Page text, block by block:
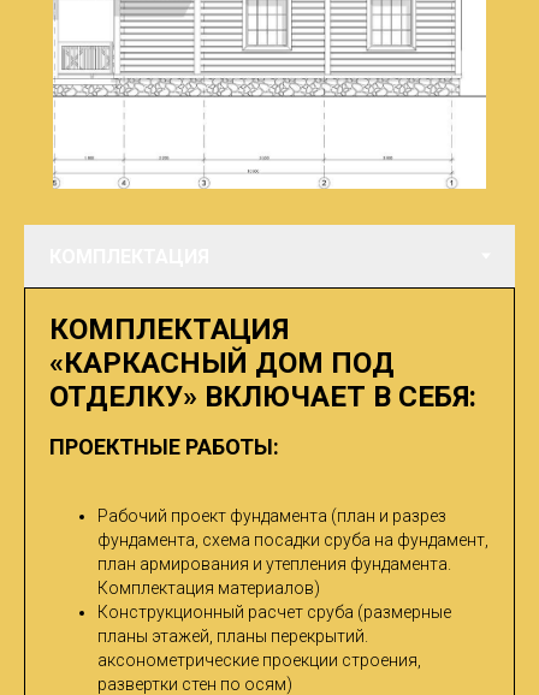
КОМПЛЕКТАЦИЯ
«КАРКАСНЫЙ ДОМ ПОД
ОТДЕЛКУ» ВКЛЮЧАЕТ В СЕБЯ:
ПРОЕКТНЫЕ РАБОТЫ:
Рабочий проект фундамента (план и разрез
фундамента, схема посадки сруба на фундамент,
план армирования и утепления фундамента.
Комплектация материалов)
Конструкционный расчет сруба (размерные
планы этажей, планы перекрытий.
аксонометрические проекции строения,
развертки стен по осям)